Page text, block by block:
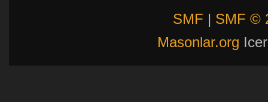
SMF | SMF ©
Masonlar.org